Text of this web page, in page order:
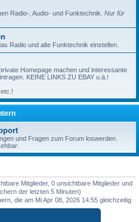
Radio-, Audio- und Funktechnik. Nur für
Radio und alte Funktechnik einstellen.
Homepage machen und interessante
KEINE LINKS ZU EBAY u.ä.!
und Fragen zum Forum loswerden.
Mitglieder, 0 unsichtbare Mitglieder und
der letzten 5 Minuten)
die am Mi Apr 08, 2026 14:55 gleichzeitig